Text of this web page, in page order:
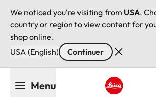
We noticed you're visiting from USA.
country or region to view content for
shop online.
USA (English)
Continuer
Menu